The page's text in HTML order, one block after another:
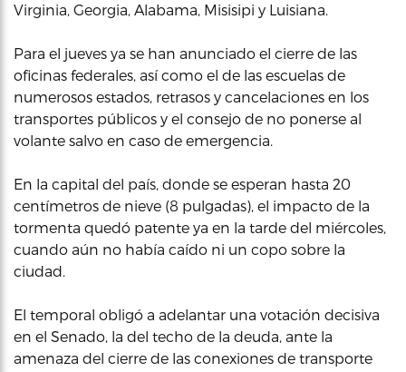
Virginia, Georgia, Alabama, Misisipi y Luisiana.
Para el jueves ya se han anunciado el cierre de las
oficinas federales, así como el de las escuelas de
numerosos estados, retrasos y cancelaciones en los
transportes públicos y el consejo de no ponerse al
volante salvo en caso de emergencia.
En la capital del país, donde se esperan hasta 20
centímetros de nieve (8 pulgadas), el impacto de la
tormenta quedó patente ya en la tarde del miércoles,
cuando aún no había caído ni un copo sobre la
ciudad.
El temporal obligó a adelantar una votación decisiva
en el Senado, la del techo de la deuda, ante la
amenaza del cierre de las conexiones de transporte